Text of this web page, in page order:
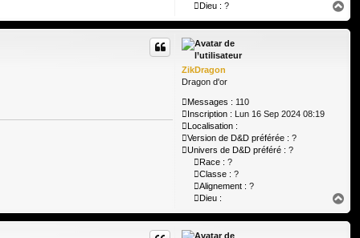
Dieu : ?
a
u
ZikDragon
Dragon d'or
Messages : 110
Inscription : Lun 16 Sep 2024 08:19
Localisation :
Version de D&D préférée : ?
Univers de D&D préféré : ?
Race : ?
Classe : ?
Alignement : ?
Dieu :
a
u